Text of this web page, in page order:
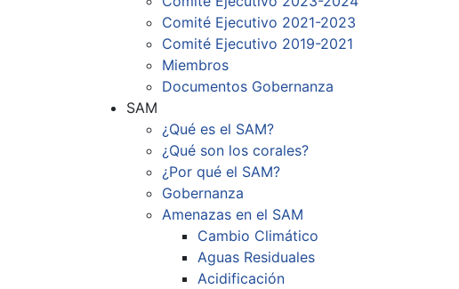
Comité Ejecutivo 2021-2023
Comité Ejecutivo 2019-2021
Miembros
Documentos Gobernanza
SAM
¿Qué es el SAM?
¿Qué son los corales?
¿Por qué el SAM?
Gobernanza
Amenazas en el SAM
Cambio Climático
Aguas Residuales
Acidificación